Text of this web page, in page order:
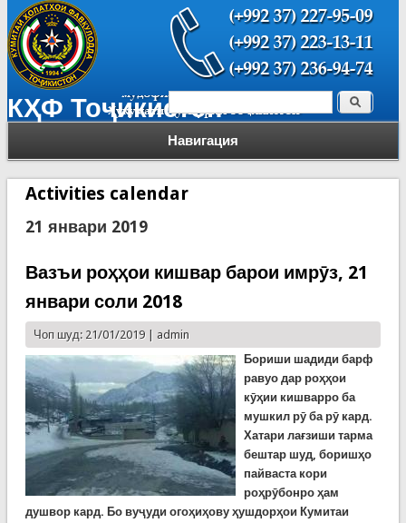
КҲФ Тоҷикистон
Навигация
Форма поиска Поиск
Activities calendar
21 январи 2019
Вазъи роҳҳои кишвар барои имрӯз, 21
январи соли 2018
Чоп шуд: 21/01/2019 | admin
Бориши шадиди барф
равуо дар роҳҳои
кӯҳии кишварро ба
мушкил рӯ ба рӯ кард.
Хатари лағзиши тарма
бештар шуд, боришҳо
пайваста кори
роҳрӯбонро ҳам
душвор кард. Бо вуҷуди огоҳиҳову ҳушдорҳои Кумитаи